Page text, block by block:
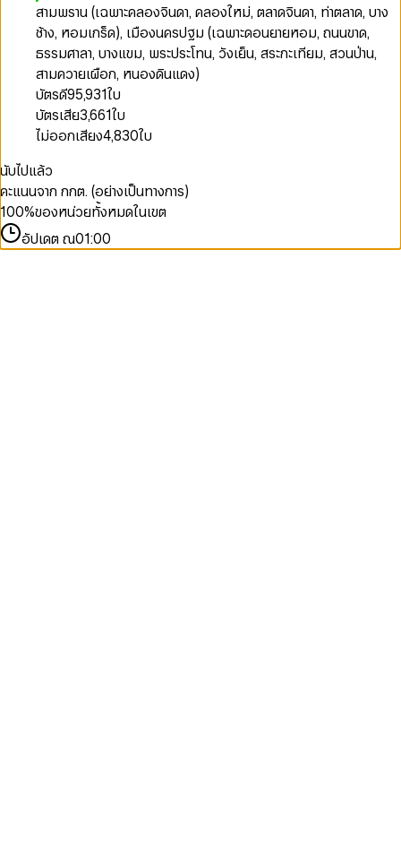
สามพราน (เฉพาะคลองจินดา, คลองใหม่, ตลาดจินดา, ท่าตลาด, บาง
ช้าง, หอมเกร็ด), เมืองนครปฐม (เฉพาะดอนยายหอม, ถนนขาด,
ธรรมศาลา, บางแขม, พระประโทน, วังเย็น, สระกะเทียม, สวนป่าน,
สามควายเผือก, หนองดินแดง)
บัตรดี95,931ใบ
บัตรเสีย3,661ใบ
ไม่ออกเสียง4,830ใบ
นับไปแล้ว
คะแนนจาก กกต. (อย่างเป็นทางการ)
100%ของหน่วยทั้งหมดในเขต
อัปเดต ณ01:00